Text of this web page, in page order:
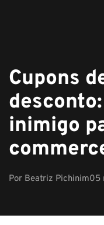
Cupons
inimigo
Por Beatriz Pichinim05